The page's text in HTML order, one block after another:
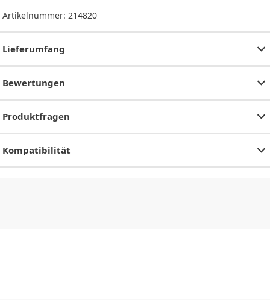
Artikelnummer: 214820
Lieferumfang
Bewertungen
Produktfragen
Kompatibilität